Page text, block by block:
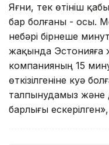
Яғни, тек өтініш
бар болғаны - осы.
небәрі бірнеше
жақында Эстонияға
компанияның 15
өткізілгеніне куә
талпынудамыз және
барлығы